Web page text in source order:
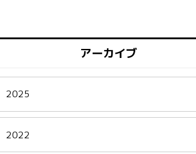
アーカイブ
2025
2022